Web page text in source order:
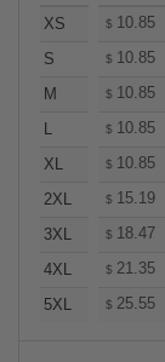
XS $ 10.85
S
$ 10.85
M
$ 10.85
L
$ 10.85
XL
$ 10.85
2XL
$ 15.19
3XL
$ 18.47
4XL
$ 21.35
5XL
$ 25.55